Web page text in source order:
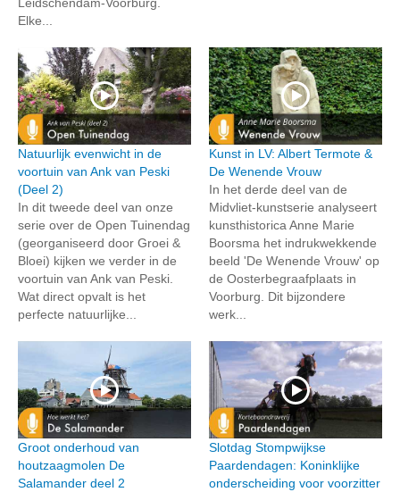
Elke...
Natuurlijk evenwicht in de
voortuin van Ank van Peski
(Deel 2)
In dit tweede deel van onze
serie over de Open Tuinendag
(georganiseerd door Groei &
Bloei) kijken we verder in de
voortuin van Ank van Peski.
Wat direct opvalt is het
perfecte natuurlijke...
Kunst in LV: Albert Termote &
De Wenende Vrouw
In het derde deel van de
Midvliet-kunstserie analyseert
kunsthistorica Anne Marie
Boorsma het indrukwekkende
beeld 'De Wenende Vrouw' op
de Oosterbegraafplaats in
Voorburg. Dit bijzondere
werk...
Groot onderhoud van
houtzaagmolen De
Salamander deel 2
Slotdag Stompwijkse
Paardendagen: Koninklijke
onderscheiding voor voorzitter